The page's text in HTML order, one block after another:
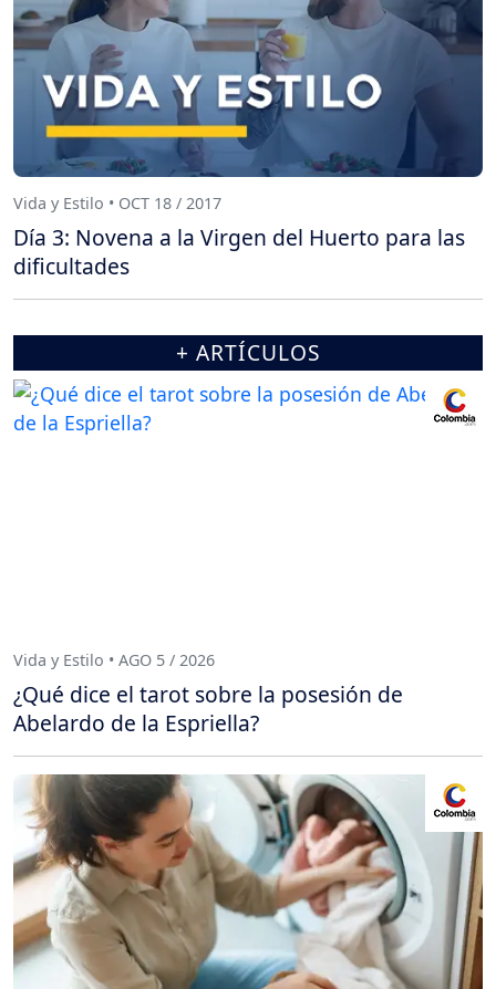
Vida y Estilo • OCT 18 / 2017
Día 3: Novena a la Virgen del Huerto para las
dificultades
+ ARTÍCULOS
Vida y Estilo • AGO 5 / 2026
¿Qué dice el tarot sobre la posesión de
Abelardo de la Espriella?